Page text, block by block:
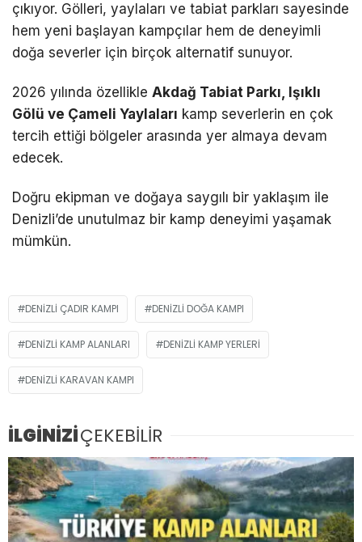
çıkıyor. Gölleri, yaylaları ve tabiat parkları sayesinde
hem yeni başlayan kampçılar hem de deneyimli
doğa severler için birçok alternatif sunuyor.
2026 yılında özellikle Akdağ Tabiat Parkı, Işıklı
Gölü ve Çameli Yaylaları kamp severlerin en çok
tercih ettiği bölgeler arasında yer almaya devam
edecek.
Doğru ekipman ve doğaya saygılı bir yaklaşım ile
Denizli’de unutulmaz bir kamp deneyimi yaşamak
mümkün.
DENIZLI ÇADIR KAMPI DENIZLI DOĞA KAMPI
DENIZLI KAMP ALANLARI DENIZLI KAMP YERLERI
DENIZLI KARAVAN KAMPI
İLGİNİZİÇEKEBİLİR